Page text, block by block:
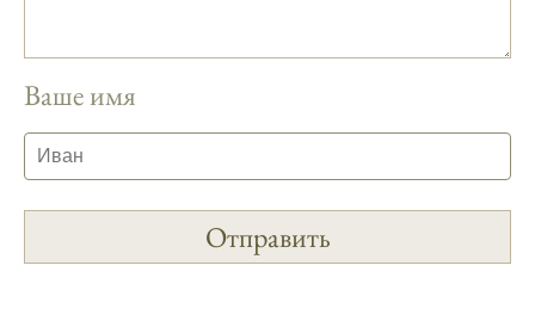
рыбы.
Прогноз клева учитывает погодные
сайте и всегда знаю, когда лучше всего
отправиться на рыбалку.
Ваше имя